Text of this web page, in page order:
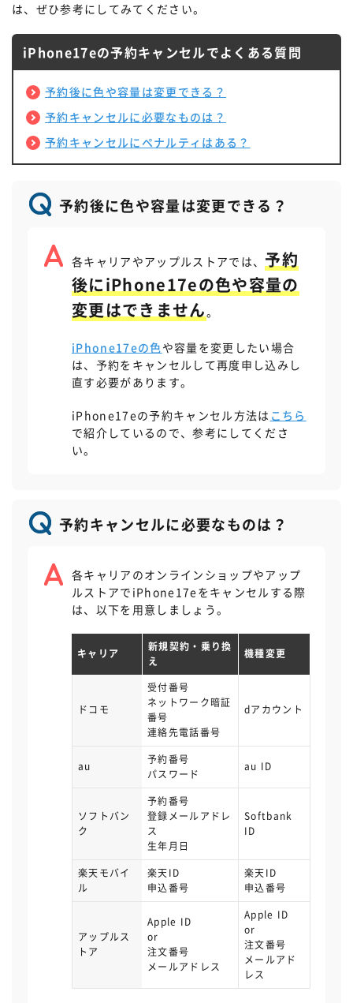
STEP.
「申し込みのキャンセルを申請」をタッ
プ
STEP.
Apple IDを入力してサインインまたは
注文番号を検索して注文履歴を選択
予約キャンセルを申し込む
は、ぜひ参考にしてみてください。
iPhone17eの予約キャンセルでよくある質問
予約後に色や容量は変更できる？
予約キャンセルに必要なものは？
予約キャンセルにペナルティはある？
予約後に色や容量は変更できる？
各キャリアやアップルストアでは、 予約
後にiPhone17eの色や容量の
変更はできません。
iPhone17eの色や容量を変更したい場合
は、予約をキャンセルして再度申し込みし
直す必要があります。
iPhone17eの予約キャンセル方法は こちら
で紹介しているので、参考にしてくださ
い。
予約キャンセルに必要なものは？
各キャリアのオンラインショップやアップ
ルストアでiPhone17eをキャンセルする際
は、以下を用意しましょう。
キャリア
新規契約・乗り換
え
機種変更
ドコモ
受付番号
ネットワーク暗証
番号
連絡先電話番号
dアカウント
au
予約番号
パスワード
au ID
ソフトバン
ク
予約番号
登録メールアドレ
ス
生年月日
Softbank
ID
楽天モバイ
ル
楽天ID
申込番号
楽天ID
申込番号
アップルス
トア
Apple ID
or
注文番号
メールアドレス
Apple ID
or
注文番号
メールアド
レス